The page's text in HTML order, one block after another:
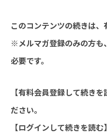
このコンテンツの続きは、
※メルマガ登録のみの方も
必要です。
【有料会員登録して続きを
ださい。
【ログインして続きを読